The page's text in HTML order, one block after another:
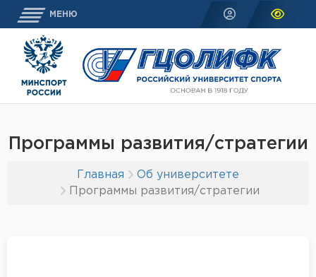
МЕНЮ
Программы развития/стратегии
Главная
Об университете
Программы развития/стратегии